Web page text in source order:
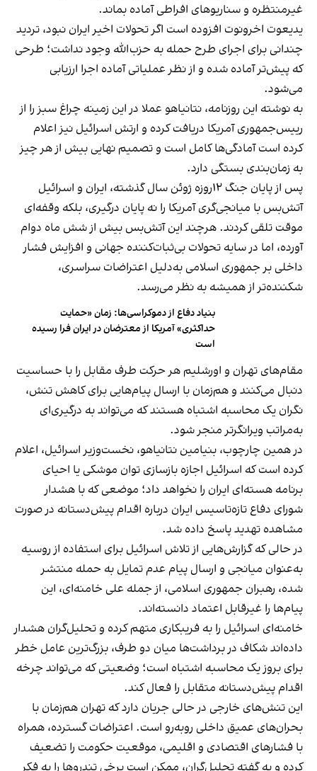
غیرمنتظره و سناریوهای افراطی آماده بماند.
یدیعوت اخرونوت افزوده است اگر تحولات اخیر ایران نبود، تردید
چندانی برای اجرای طرح حمله به حزب‌الله وجود نداشت؛ طرحی
که پیش‌تر آماده شده و از نظر عملیاتی آماده اجرا ارزیابی
می‌شود.
به نوشته این روزنامه، نتانیاهو عملا در این زمینه چراغ سبز را از
رییس‌جمهوری آمریکا دریافت کرده و ارتش اسرائیل نیز اعلام
کرده است آمادگی‌ها کامل است و تصمیم نهایی بیش از هر چیز
به زمان‌بندی بستگی دارد.
پس از پایان جنگ ۱۲روزه ژوئن سال گذشته، ایران و اسرائیل
آتش‌بس با میانجی‌گری آمریکا را نه پایان درگیری، بلکه وقفه‌ای
موقت تلقی کردند. هرچند این آتش‌بس بیش از شش ماه دوام
آورده، اما در سایه تحولات بی‌ثبات‌کننده جهانی و افزایش فشار
داخلی بر جمهوری اسلامی به‌دلیل اعتراضات سراسری،
شکننده‌تر از همیشه به نظر می‌رسد.
بنیاد دفاع از دموکراسی‌ها: زمان «حمایت
حداکثری» آمریکا از معترضان در ایران فرا رسیده
است
مقام‌های تهران و اورشلیم هر حرکت طرف مقابل را با حساسیت
دنبال می‌کنند و هم‌زمان با ارسال پیام‌هایی برای کاهش تنش،
نگران یک محاسبه اشتباه هستند که می‌تواند به درگیری‌ای
به‌مراتب ویرانگرتر منجر شود.
در همین چارچوب، بنیامین نتانیاهو، نخست‌وزیر اسرائیل، اعلام
کرده است که اسرائیل اجازه بازسازی توان موشکی یا احیای
برنامه هسته‌ای ایران را نخواهد داد؛ موضعی که با هشدار
شورای دفاع تازه‌تاسیس ایران درباره اقدام پیش‌دستانه در صورت
مشاهده تهدید پاسخ داده شد.
در حالی که گزارش‌هایی از تلاش اسرائیل برای استفاده از روسیه
به‌عنوان میانجی و ارسال پیام عدم تمایل به حمله منتشر
شده، رهبران جمهوری اسلامی، از جمله علی خامنه‌ای، این
پیام‌ها را غیرقابل اعتماد دانسته‌اند.
خامنه‌ای اسرائیل را به فریبکاری متهم کرده و تحلیل‌گران هشدار
داده‌اند شکاف در برداشت‌ها میان دو طرف، بزرگ‌ترین عامل خطر
برای بروز یک محاسبه اشتباه است؛ وضعیتی که می‌تواند چرخه
اقدام پیش‌دستانه متقابل را فعال کند.
این تنش‌های خارجی در حالی جریان دارد که تهران هم‌زمان با
بحران‌های عمیق داخلی روبه‌رو است. اعتراضات گسترده، همراه
با فشارهای اقتصادی و اقلیمی، موقعیت حکومت را تضعیف
کرده و به گفته تحلیل‌گران، ممکن است برخی تندروها را به فکر